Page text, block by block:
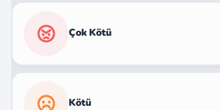
Çok Kötü
Kötü